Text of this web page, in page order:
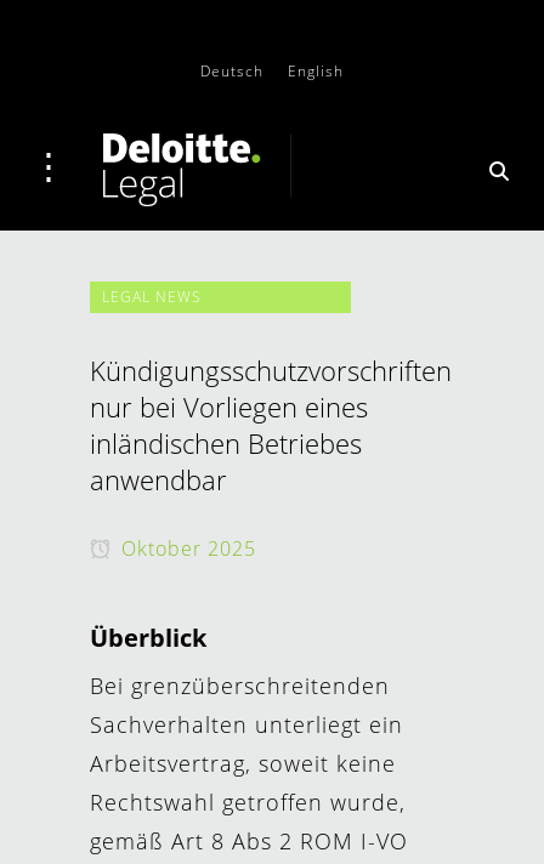
Deutsch English
LEGAL NEWS
Kündigungsschutzvorschriften
nur bei Vorliegen eines
inländischen Betriebes
anwendbar
Oktober 2025
Überblick
Bei grenzüberschreitenden
Sachverhalten unterliegt ein
Arbeitsvertrag, soweit keine
Rechtswahl getroffen wurde,
gemäß Art 8 Abs 2 ROM I-VO